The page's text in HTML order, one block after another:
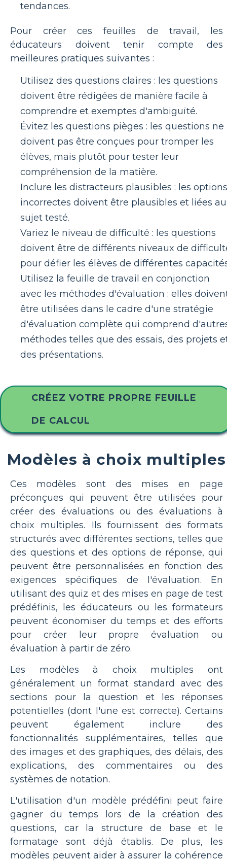
tendances.
Pour créer ces feuilles de travail, les
éducateurs doivent tenir compte des
meilleures pratiques suivantes :
Utilisez des questions claires : les questions
doivent être rédigées de manière facile à
comprendre et exemptes d'ambiguïté.
Évitez les questions pièges : les questions ne
doivent pas être conçues pour tromper les
élèves, mais plutôt pour tester leur
compréhension de la matière.
Inclure les distracteurs plausibles : les options
incorrectes doivent être plausibles et liées au
sujet testé.
Variez le niveau de difficulté : les questions
doivent être de différents niveaux de
pour défier les élèves de différentes
Utilisez la feuille de travail en conjonction
avec les méthodes d'évaluation : elles
être utilisées dans le cadre d'une stratégie
d'évaluation complète qui comprend
méthodes telles que des essais, des projets
des présentations.
CRÉEZ VOTRE PROPRE FEUILLE
DE CALCUL
Modèles à choix multiples
Ces modèles sont des mises en page
préconçues qui peuvent être utilisées pour
créer des évaluations ou des évaluations à
choix multiples. Ils fournissent des formats
structurés avec différentes sections, telles que
des questions et des options de réponse, qui
peuvent être personnalisées en fonction des
exigences spécifiques de l'évaluation. En
utilisant des quiz et des mises en page de test
prédéfinis, les éducateurs ou les formateurs
peuvent économiser du temps et des efforts
pour créer leur propre évaluation ou
évaluation à partir de zéro.
Les modèles à choix multiples ont
généralement un format standard avec des
sections pour la question et les réponses
potentielles (dont l'une est correcte). Certains
peuvent également inclure des
fonctionnalités supplémentaires, telles que
des images et des graphiques, des délais, des
explications, des commentaires ou des
systèmes de notation.
L'utilisation d'un modèle prédéfini peut faire
gagner du temps lors de la création des
questions, car la structure de base et le
formatage sont déjà établis. De plus, les
modèles peuvent aider à assurer la cohérence